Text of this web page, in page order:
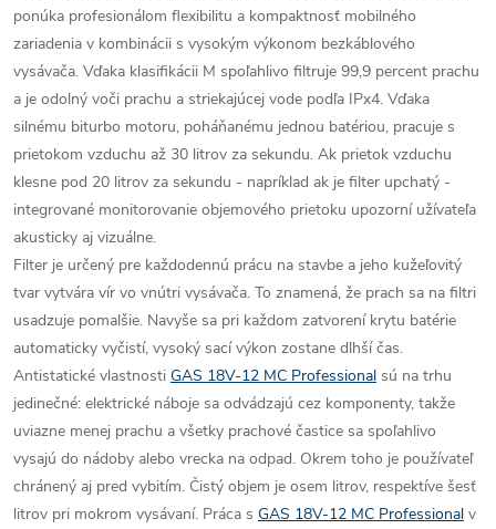
ponúka profesionálom flexibilitu a kompaktnosť mobilného
zariadenia v kombinácii s vysokým výkonom bezkáblového
vysávača. Vďaka klasifikácii M spoľahlivo filtruje 99,9 percent prachu
a je odolný voči prachu a striekajúcej vode podľa IPx4. Vďaka
silnému biturbo motoru, poháňanému jednou batériou, pracuje s
prietokom vzduchu až 30 litrov za sekundu. Ak prietok vzduchu
klesne pod 20 litrov za sekundu - napríklad ak je filter upchatý -
integrované monitorovanie objemového prietoku upozorní užívateľa
akusticky aj vizuálne.
Filter je určený pre každodennú prácu na stavbe a jeho kužeľovitý
tvar vytvára vír vo vnútri vysávača. To znamená, že prach sa na filtri
usadzuje pomalšie. Navyše sa pri každom zatvorení krytu batérie
automaticky vyčistí, vysoký sací výkon zostane dlhší čas.
Antistatické vlastnosti GAS 18V-12 MC Professional sú na trhu
jedinečné: elektrické náboje sa odvádzajú cez komponenty, takže
uviazne menej prachu a všetky prachové častice sa spoľahlivo
vysajú do nádoby alebo vrecka na odpad. Okrem toho je používateľ
chránený aj pred vybitím. Čistý objem je osem litrov, respektíve šesť
litrov pri mokrom vysávaní. Práca s GAS 18V-12 MC Professional v